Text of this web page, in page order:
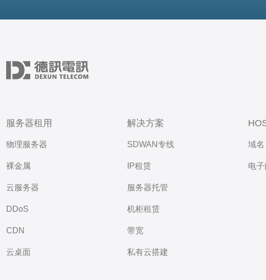
服务器租用
物理服务器
裸金属
云服务器
DDoS
CDN
云桌面
解决方案
SDWAN专线
IP租赁
服务器托管
机柜租赁
带宽
私有云搭建
域名
电